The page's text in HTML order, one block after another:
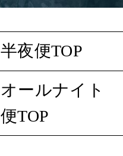
半夜便TOP
オールナイト
便TOP